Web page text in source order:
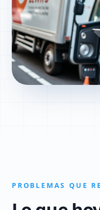
PROBLEMAS QUE